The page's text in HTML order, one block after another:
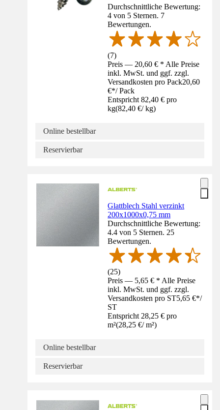
Durchschnittliche Bewertung:
4 von 5 Sternen. 7
Bewertungen.
(7)
Preis — 20,60 € * Alle Preise
inkl. MwSt. und ggf. zzgl.
Versandkosten pro Pack20,60
€*/ Pack
Entspricht 82,40 € pro
kg(82,40 €/ kg)
Online bestellbar
Reservierbar
Glattblech Stahl verzinkt
200x1000x0,75 mm
Durchschnittliche Bewertung:
4.4 von 5 Sternen. 25
Bewertungen.
(25)
Preis — 5,65 € * Alle Preise
inkl. MwSt. und ggf. zzgl.
Versandkosten pro ST5,65 €*/
ST
Entspricht 28,25 € pro
m²(28,25 €/ m²)
Online bestellbar
Reservierbar